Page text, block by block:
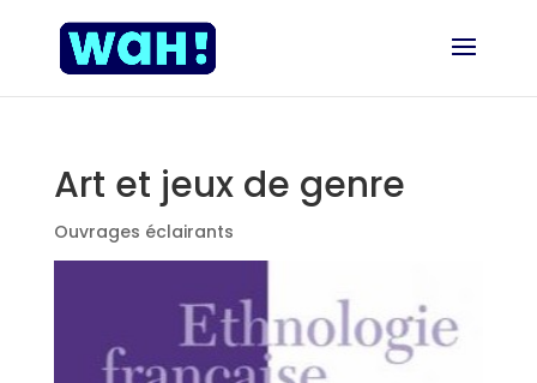
Art et jeux de genre
Ouvrages éclairants